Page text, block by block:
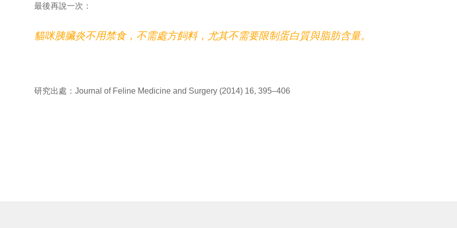
最後再說一次：
貓咪胰臟炎不用禁食，不需處方飼料，尤其不需要限制蛋白質與脂肪含量。
研究出處：Journal of Feline Medicine and Surgery (2014) 16, 395–406